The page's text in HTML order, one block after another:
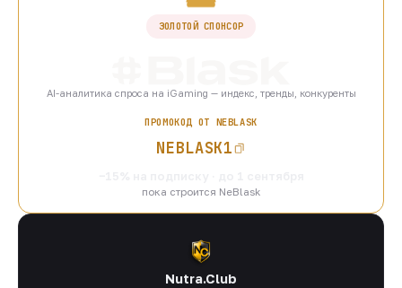
ЗОЛОТОЙ СПОНСОР
AI-аналитика спроса на iGaming — индекс, тренды, конкуренты
ПРОМОКОД ОТ NEBLASK
NEBLASK1
пока строится NeBlask
Nutra.Club